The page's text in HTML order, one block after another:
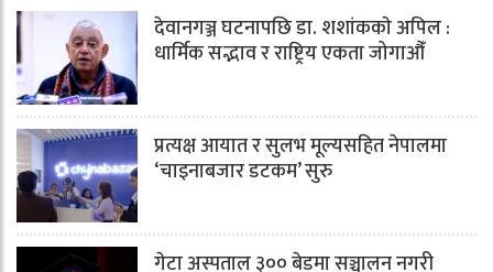
देवानगञ्ज घटनापछि डा. शशांककाे अपिल :
धार्मिक सद्भाव र राष्ट्रिय एकता जोगाऔँ
प्रत्यक्ष आयात र सुलभ मूल्यसहित नेपालमा
‘चाइनाबजार डटकम’ सुरु
गेटा अस्पताल ३०० बेडमा सञ्चालन नगरी